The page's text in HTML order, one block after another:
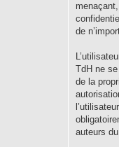
de
TdH ne
de la
auteurs